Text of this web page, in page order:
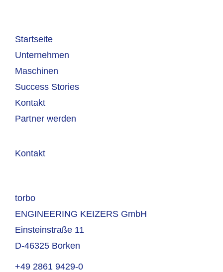
Startseite
Unternehmen
Maschinen
Success Stories
Kontakt
Partner werden
Kontakt
torbo
ENGINEERING KEIZERS GmbH
Einsteinstraße 11
D-46325 Borken
+49 2861 9429-0